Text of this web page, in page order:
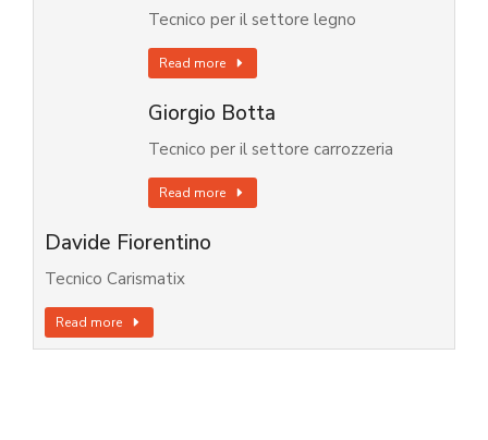
Tecnico per il settore legno
Read more
Giorgio Botta
Tecnico per il settore carrozzeria
Read more
Davide Fiorentino
Tecnico Carismatix
Read more